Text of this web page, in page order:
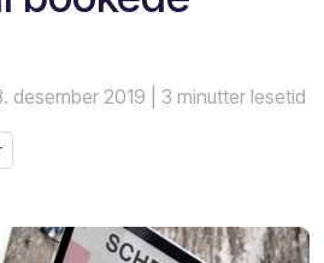
desember 2019 | 3 minutter lesetid